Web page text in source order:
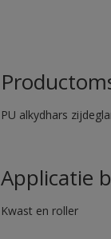
PU alkydhars
Applicatie
Kwast en roller